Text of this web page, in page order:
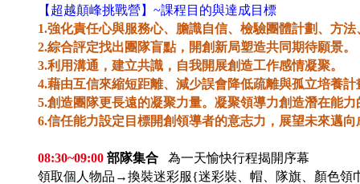
【超越顛峰挑戰營】~課程目的與達成目標
1.強化責任心與服務心、膽識自信、檢驗團體計劃、方法
2.綜合評定找出團隊盲點，開創新局塑造共同期待願景。
3.利用溝通，建立共識，自我開展創造工作感情凝聚。
4.藉由互信來縮短距離、減少誤會降低疏離與孤立培養
5.創造團隊更長遠的凝聚力量。凝聚領導力創造潛在能力
6.信任能力設定目標開創領導者的意志力，展望未來邁向
08:30~09:00 部隊集合
為一天愉快行程揭開序幕
領取個人物品→換裝迷彩服{迷彩裝、帽、隊旗、顏色領